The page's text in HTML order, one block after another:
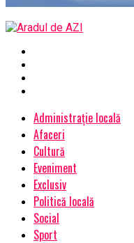
Administrație locală
Afaceri
Cultură
Eveniment
Exclusiv
Politică locală
Social
Sport